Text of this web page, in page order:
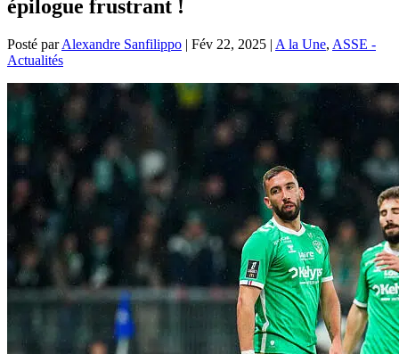
épilogue frustrant !
Posté parAlexandre Sanfilippo | Fév 22, 2025 | A la Une, ASSE -
Actualités